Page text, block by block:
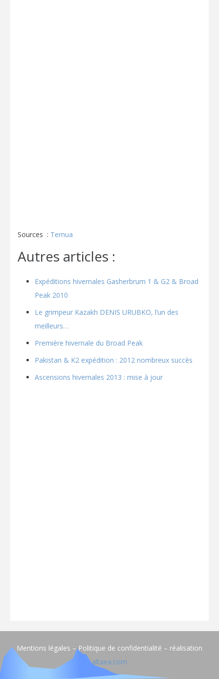
Sources : Ternua
Autres articles :
Expéditions hivernales Gasherbrum 1 & G2 & Broad
Peak 2010
Le grimpeur Kazakh DENIS URUBKO, l’un des
meilleurs…
Première hivernale du Broad Peak
Pakistan & K2 expédition : 2012 nombreux succès
Ascensions hivernales 2013 : mise à jour
Mentions légales – Politique de confidentialité – réalisation
altaea.com